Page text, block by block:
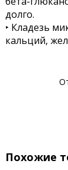
долго.
‣ Кладезь
кальций,
Похожие